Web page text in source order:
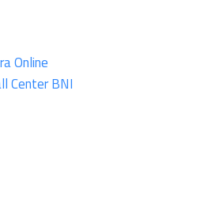
Online
Center BNI